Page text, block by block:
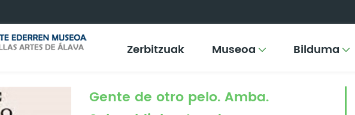
Zerbitzuak Museoa Bilduma
Gente de otro pelo. Amba.